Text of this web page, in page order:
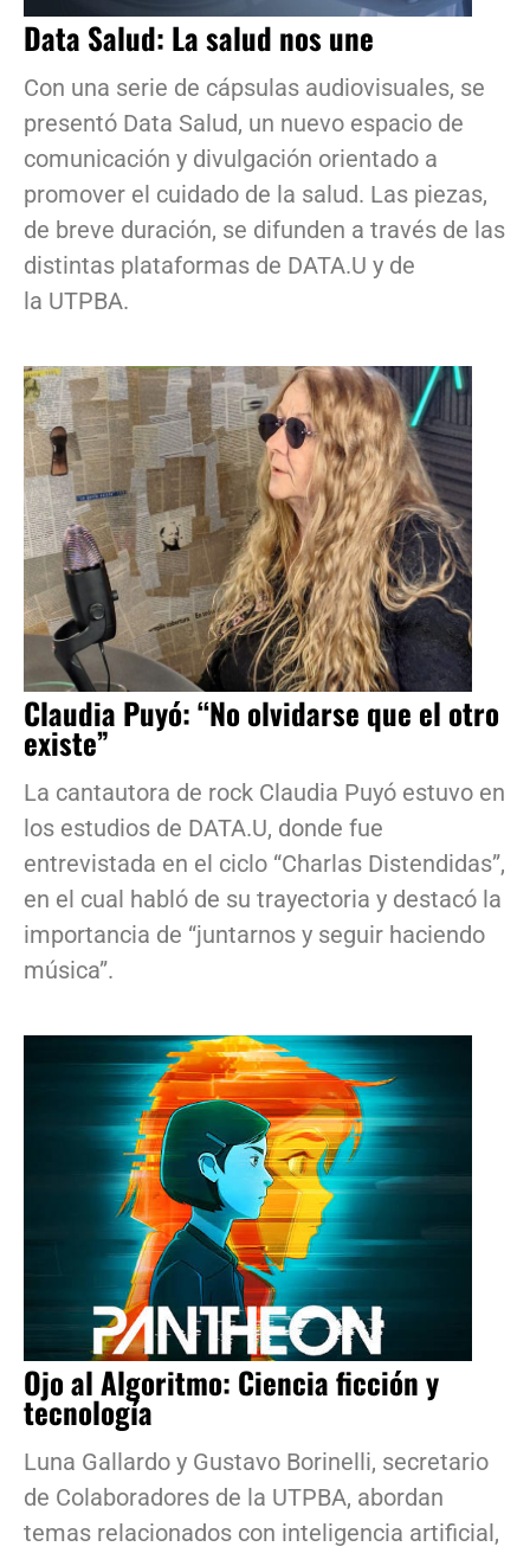
Data Salud: La salud nos une
Con una serie de cápsulas audiovisuales, se
presentó Data Salud, un nuevo espacio de
comunicación y divulgación orientado a
promover el cuidado de la salud. Las piezas,
de breve duración, se difunden a través de las
distintas plataformas de DATA.U y de
la UTPBA.
Claudia Puyó: “No olvidarse que el otro
existe”
La cantautora de rock Claudia Puyó estuvo en
los estudios de DATA.U, donde fue
entrevistada en el ciclo “Charlas Distendidas”,
en el cual habló de su trayectoria y destacó la
importancia de “juntarnos y seguir haciendo
música”.
Ojo al Algoritmo: Ciencia ficción y
tecnología
Luna Gallardo y Gustavo Borinelli, secretario
de Colaboradores de la UTPBA, abordan
temas relacionados con inteligencia artificial,